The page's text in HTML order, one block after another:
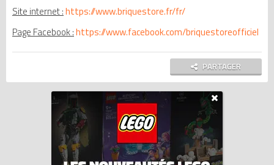
Site internet :https://www.briquestore.fr/fr/
Page Facebook :https://www.facebook.com/briquestoreofficiel
PARTAGER